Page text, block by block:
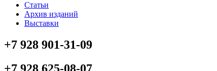
Статьи
Архив изданий
Выставки
+7 928 901-31-09